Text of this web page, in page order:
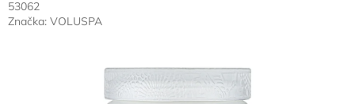
53062
Značka: VOLUSPA